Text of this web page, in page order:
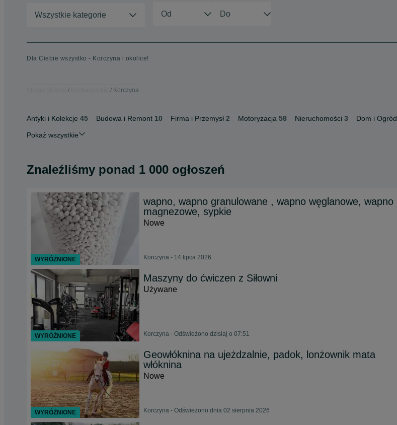
Wszystkie kategorie
Dla Ciebie wszystko - Korczyna i okolice!
Korczyna
Antyki i Kolekcje 45 Budowa i Remont 10 Firma i Przemysł 2 Motoryzacja 58 Nieruchomości 3 Dom i Ogród
Pokaż wszystkie
Znaleźliśmy ponad 1 000 ogłoszeń
wapno, wapno granulowane , wapno węglanowe, wapno
magnezowe, sypkie
Nowe
Korczyna - 14 lipca 2026
Maszyny do ćwiczen z Siłowni
Używane
Korczyna - Odświeżono dzisiaj o 07:51
Geowłóknina na ujeżdzalnie, padok, lonżownik mata
włóknina
Nowe
Korczyna - Odświeżono dnia 02 sierpnia 2026
WYRÓŻNIONE
WYRÓŻNIONE
WYRÓŻNIONE